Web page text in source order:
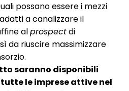
possano essere i mezzi
a canalizzare il
alprospectdi
da riuscire massimizzare
saranno disponibili
le imprese attive nel